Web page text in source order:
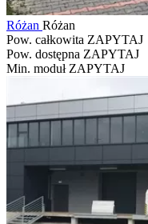
Różan Różan
Pow. całkowita ZAPYTAJ
Pow. dostępna ZAPYTAJ
Min. moduł ZAPYTAJ